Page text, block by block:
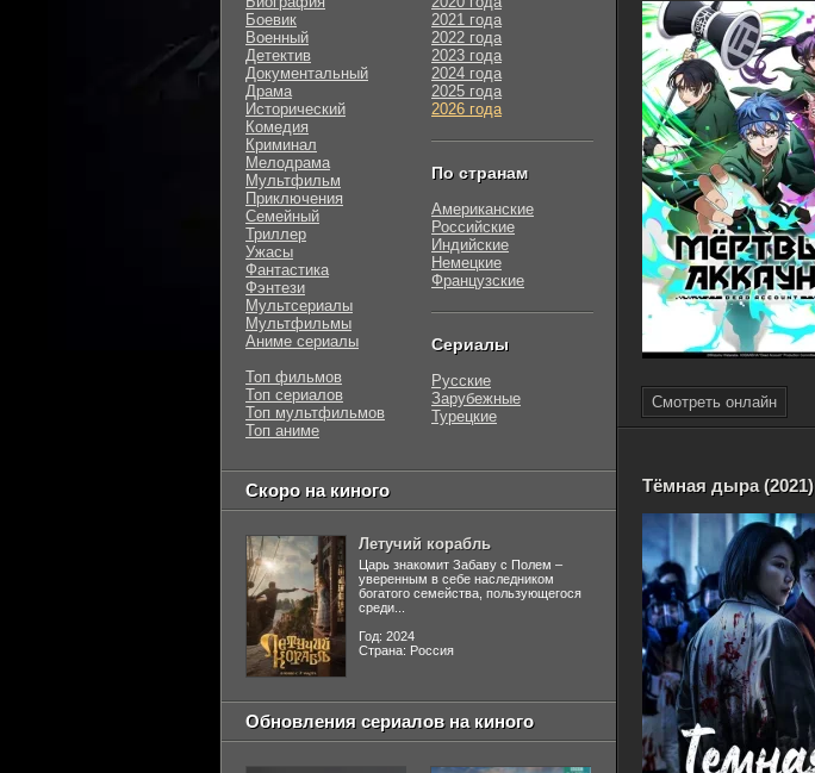
Смотреть онлайн
Тёмная дыра (2021)
Боевик
Военный
Детектив
Документальный
Драма
Исторический
Комедия
Криминал
Мелодрама
Мультфильм
Приключения
Семейный
Триллер
Ужасы
Фантастика
Фэнтези
Мультсериалы
Мультфильмы
Аниме сериалы
Топ фильмов
Топ сериалов
Топ мультфильмов
Топ аниме
2021 года
2022 года
2023 года
2024 года
2025 года
2026 года
По странам
Американские
Российские
Индийские
Немецкие
Французские
Сериалы
Русские
Зарубежные
Турецкие
Скоро на киного
Летучий корабль
Царь знакомит Забаву с Полем –
уверенным в себе наследником
богатого семейства, пользующегося
среди...
Год: 2024
Страна: Россия
Обновления сериалов на киного